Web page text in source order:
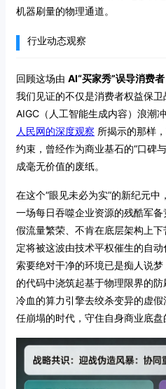
机器刷量的物理通道。
行业动态观察
回顾这场由 AI“买家秀”误导消费者
我们见证的不仅是消费者权益保
AIGC（人工智能生成内容）浪潮
人民网的深度观察 所揭示的那样
约束，曾经作为商业基石的“口碑
成毫无价值的废纸。
在这个“眼见未必为实”的新纪元中
一场每日吞噬企业资源的残酷军
假流量繁荣、不肯在底层架构上
定将被这波由技术平权催生的自
索要绝对干净的环境已是痴人说
的代码中浇筑起基于物理限界的
冷血的算力引擎去绞杀变异的虚
任崩塌的时代，守住自身商业底盘